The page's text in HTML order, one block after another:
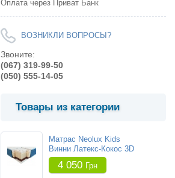
Оплата через Приват Банк
ВОЗНИКЛИ ВОПРОСЫ?
Звоните:
(067) 319-99-50
(050) 555-14-05
Товары из категории
Матрас Neolux Kids
Винни Латекс-Кокос 3D
4 050 Грн